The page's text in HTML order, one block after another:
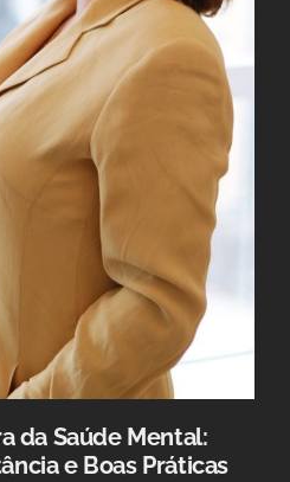
da Saúde Mental:
e Boas Práticas